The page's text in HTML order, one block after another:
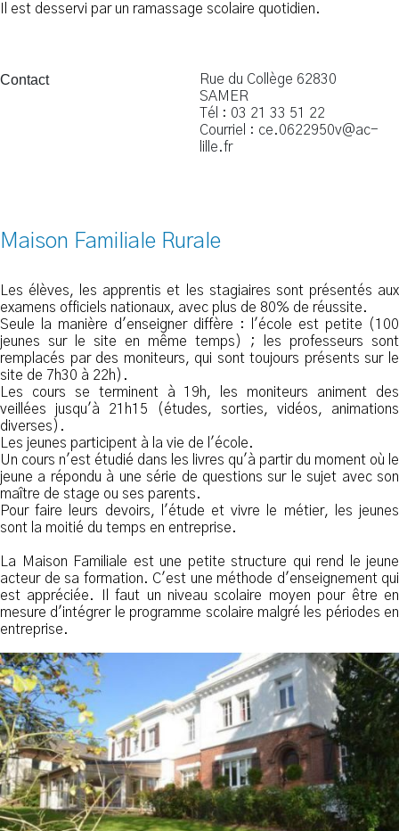
Il est desservi par un ramassage scolaire quotidien.
Contact
Rue du Collège 62830
SAMER
Tél : 03 21 33 51 22
Courriel : ce.0622950v@ac-
lille.fr
Maison Familiale Rurale
Les élèves, les apprentis et les stagiaires sont présentés aux
examens officiels nationaux, avec plus de 80% de réussite.
Seule la manière d'enseigner diffère : l'école est petite (100
jeunes sur le site en même temps) ; les professeurs sont
remplacés par des moniteurs, qui sont toujours présents sur le
site de 7h30 à 22h).
Les cours se terminent à 19h, les moniteurs animent des
veillées jusqu'à 21h15 (études, sorties, vidéos, animations
diverses).
Les jeunes participent à la vie de l'école.
Un cours n'est étudié dans les livres qu'à partir du moment où le
jeune a répondu à une série de questions sur le sujet avec son
maître de stage ou ses parents.
Pour faire leurs devoirs, l'étude et vivre le métier, les jeunes
sont la moitié du temps en entreprise.
La Maison Familiale est une petite structure qui rend le jeune
acteur de sa formation. C'est une méthode d'enseignement qui
est appréciée. Il faut un niveau scolaire moyen pour être en
mesure d'intégrer le programme scolaire malgré les périodes en
entreprise.